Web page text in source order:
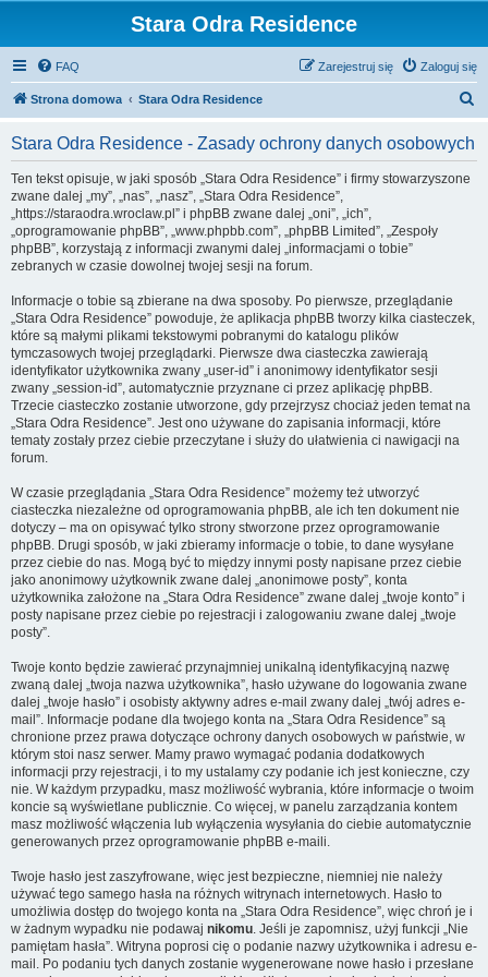
Stara Odra Residence
FAQ Zaloguj się
Zarejestruj się
Strona domowa Stara Odra Residence
Stara Odra Residence - Zasady ochrony danych osobowych
Ten tekst opisuje, w jaki sposób „Stara Odra Residence” i firmy stowarzyszone
zwane dalej „my”, „nas”, „nasz”, „Stara Odra Residence”,
„https://staraodra.wroclaw.pl” i phpBB zwane dalej „oni”, „ich”,
„oprogramowanie phpBB”, „www.phpbb.com”, „phpBB Limited”, „Zespoły
phpBB”, korzystają z informacji zwanymi dalej „informacjami o tobie”
zebranych w czasie dowolnej twojej sesji na forum.
Informacje o tobie są zbierane na dwa sposoby. Po pierwsze, przeglądanie
„Stara Odra Residence” powoduje, że aplikacja phpBB tworzy kilka ciasteczek,
które są małymi plikami tekstowymi pobranymi do katalogu plików
tymczasowych twojej przeglądarki. Pierwsze dwa ciasteczka zawierają
identyfikator użytkownika zwany „user-id” i anonimowy identyfikator sesji
zwany „session-id”, automatycznie przyznane ci przez aplikację phpBB.
Trzecie ciasteczko zostanie utworzone, gdy przejrzysz chociaż jeden temat na
„Stara Odra Residence”. Jest ono używane do zapisania informacji, które
tematy zostały przez ciebie przeczytane i służy do ułatwienia ci nawigacji na
forum.
W czasie przeglądania „Stara Odra Residence” możemy też utworzyć
ciasteczka niezależne od oprogramowania phpBB, ale ich ten dokument nie
dotyczy – ma on opisywać tylko strony stworzone przez oprogramowanie
phpBB. Drugi sposób, w jaki zbieramy informacje o tobie, to dane wysyłane
przez ciebie do nas. Mogą być to między innymi posty napisane przez ciebie
jako anonimowy użytkownik zwane dalej „anonimowe posty”, konta
użytkownika założone na „Stara Odra Residence” zwane dalej „twoje konto” i
posty napisane przez ciebie po rejestracji i zalogowaniu zwane dalej „twoje
posty”.
Twoje konto będzie zawierać przynajmniej unikalną identyfikacyjną nazwę
zwaną dalej „twoja nazwa użytkownika”, hasło używane do logowania zwane
dalej „twoje hasło” i osobisty aktywny adres e-mail zwany dalej „twój adres e-
mail”. Informacje podane dla twojego konta na „Stara Odra Residence” są
chronione przez prawa dotyczące ochrony danych osobowych w państwie, w
którym stoi nasz serwer. Mamy prawo wymagać podania dodatkowych
informacji przy rejestracji, i to my ustalamy czy podanie ich jest konieczne, czy
nie. W każdym przypadku, masz możliwość wybrania, które informacje o twoim
koncie są wyświetlane publicznie. Co więcej, w panelu zarządzania kontem
masz możliwość włączenia lub wyłączenia wysyłania do ciebie automatycznie
generowanych przez oprogramowanie phpBB e-maili.
Twoje hasło jest zaszyfrowane, więc jest bezpieczne, niemniej nie należy
używać tego samego hasła na różnych witrynach internetowych. Hasło to
umożliwia dostęp do twojego konta na „Stara Odra Residence”, więc chroń je i
w żadnym wypadku nie podawaj nikomu. Jeśli je zapomnisz, użyj funkcji „Nie
pamiętam hasła”. Witryna poprosi cię o podanie nazwy użytkownika i adresu e-
mail. Po podaniu tych danych zostanie wygenerowane nowe hasło i przesłane